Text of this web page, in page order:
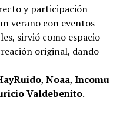
y participación
verano con eventos
sirvió como espacio
original, dando
, Noaa,
Valdebenito.